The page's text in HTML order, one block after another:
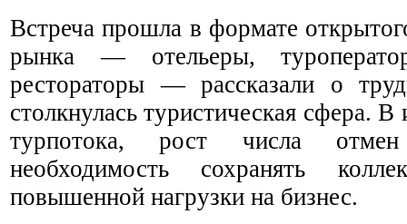
Встреча прошла в формате
рынка — отельеры,
рестораторы — рассказали о
столкнулась туристическая сфера.
турпотока, рост числа
необходимость сохранять
повышенной нагрузки на бизнес.